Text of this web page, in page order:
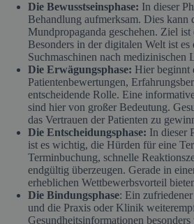
Die Bewusstseinsphase: In dieser
Behandlung aufmerksam. Dies
Mundpropaganda geschehen. Ziel
Besonders in der digitalen Welt ist
Suchmaschinen nach medizinischen
Die Erwägungsphase: Hier beginnt
Patientenbewertungen,
entscheidende Rolle. Eine
sind hier von großer Bedeutung.
das Vertrauen der Patienten zu
Die Entscheidungsphase: In dieser
ist es wichtig, die Hürden für eine
Terminbuchung, schnelle
endgültig überzeugen. Gerade in
erheblichen Wettbewerbsvorteil
Die Bindungsphase: Ein
und die Praxis oder Klinik
Gesundheitsinformationen